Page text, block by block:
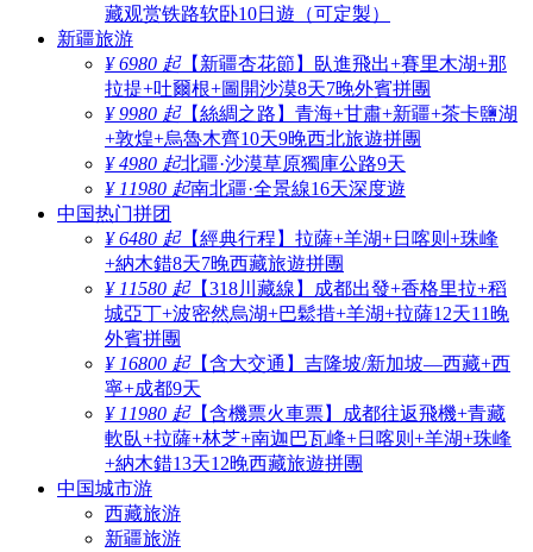
藏观赏铁路软卧10日遊（可定製）
新疆旅游
¥ 6980 起【新疆杏花節】臥進飛出+賽里木湖+那
拉提+吐爾根+圖開沙漠8天7晚外賓拼團
¥ 9980 起【絲綢之路】青海+甘肅+新疆+茶卡鹽湖
+敦煌+烏魯木齊10天9晚西北旅遊拼團
¥ 4980 起北疆·沙漠草原獨庫公路9天
¥ 11980 起南北疆·全景線16天深度遊
中国热门拼团
¥ 6480 起【經典行程】拉薩+羊湖+日喀则+珠峰
+納木錯8天7晚西藏旅遊拼團
¥ 11580 起【318川藏線】成都出發+香格里拉+稻
城亞丁+波密然烏湖+巴鬆措+羊湖+拉薩12天11晚
外賓拼團
¥ 16800 起【含大交通】吉隆坡/新加坡—西藏+西
寧+成都9天
¥ 11980 起【含機票火車票】成都往返飛機+青藏
軟臥+拉薩+林芝+南迦巴瓦峰+日喀则+羊湖+珠峰
+納木錯13天12晚西藏旅遊拼團
中国城市游
西藏旅游
新疆旅游